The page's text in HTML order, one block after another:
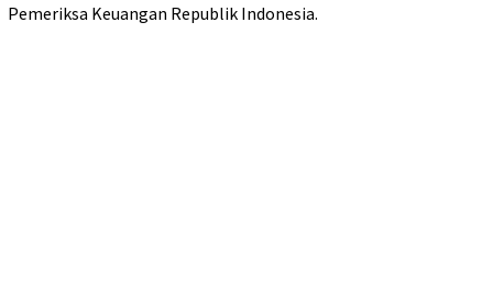
Pemeriksa Keuangan Republik Indonesia.